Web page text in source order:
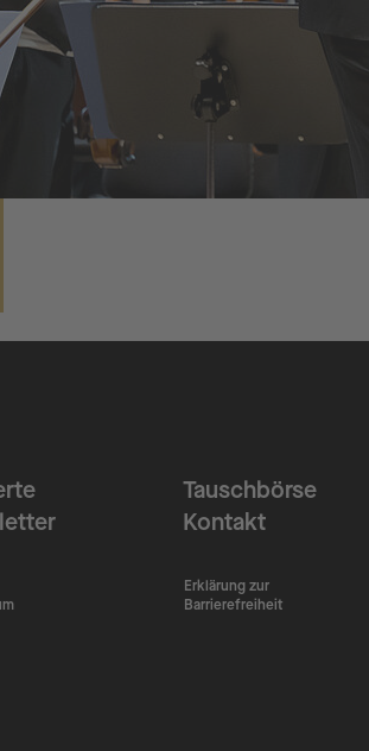
Tauschbörse
Kontakt
Erklärung zur
Barrierefreiheit